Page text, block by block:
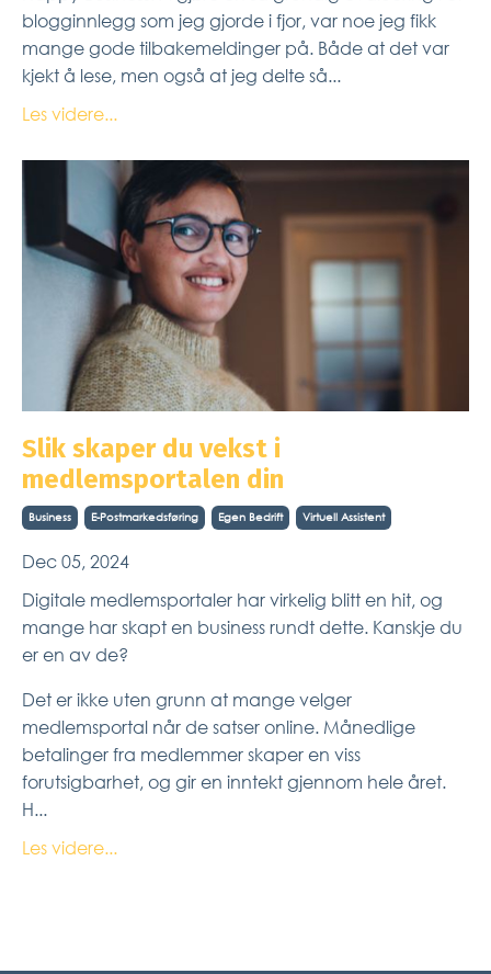
blogginnlegg som jeg gjorde i fjor, var noe jeg fikk
mange gode tilbakemeldinger på. Både at det var
kjekt å lese, men også at jeg delte så...
Les videre...
Slik skaper du vekst i
medlemsportalen din
Business E-Postmarkedsføring Egen Bedrift Virtuell Assistent
Dec 05, 2024
Digitale medlemsportaler har virkelig blitt en hit, og
mange har skapt en business rundt dette. Kanskje du
er en av de?
Det er ikke uten grunn at mange velger
medlemsportal når de satser online. Månedlige
betalinger fra medlemmer skaper en viss
forutsigbarhet, og gir en inntekt gjennom hele året.
H...
Les videre...